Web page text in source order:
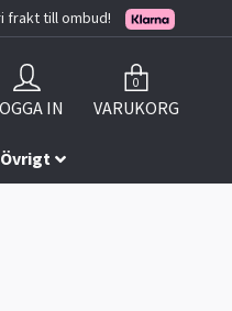
frakt till ombud!
IN
0
VARUKORG
Övrigt